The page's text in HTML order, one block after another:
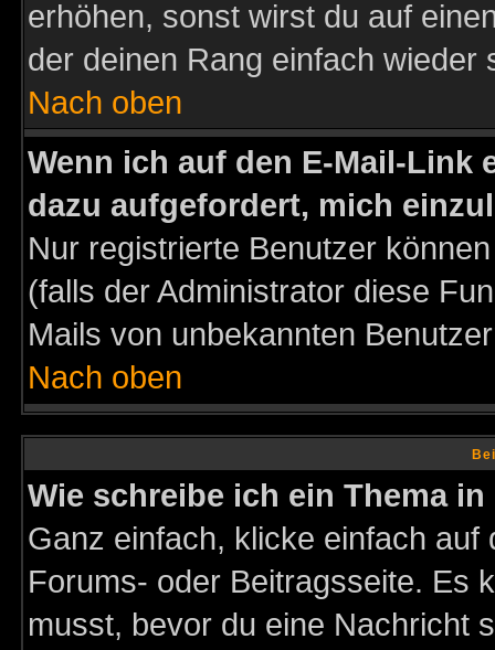
erhöhen, sonst wirst du auf
der deinen Rang einfach wieder
Nach oben
Wenn ich auf den E-Mail-Link
dazu aufgefordert, mich
Nur registrierte Benutzer
(falls der Administrator diese
Mails von unbekannten
Nach oben
Wie schreibe ich ein Thema
Ganz einfach, klicke einfach
Forums- oder Beitragsseite. Es
musst, bevor du eine Nachricht